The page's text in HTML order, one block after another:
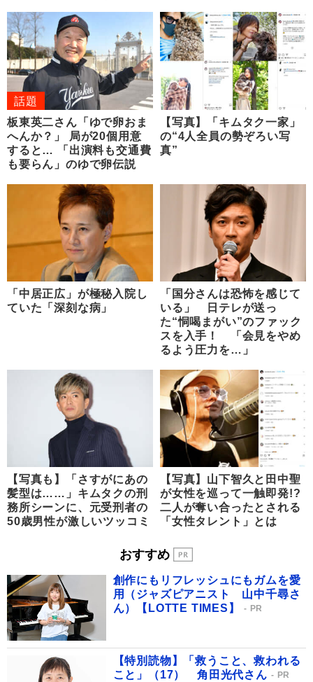
話題
板東英二さん「ゆで卵おま
へんか？」 局が20個用意
すると… 「出演料も交通費
も要らん」のゆで卵伝説
【写真】「キムタク一家」
の“4人全員の勢ぞろい写
真”
「中居正広」が極秘入院し
ていた「深刻な病」
「国分さんは恐怖を感じて
いる」 日テレが送っ
た“恫喝まがい”のファック
スを入手！ 「会見をやめ
るよう圧力を…」
【写真も】「さすがにあの
髪型は……」キムタクの刑
務所シーンに、元受刑者の
50歳男性が激しいツッコミ
【写真】山下智久と田中聖
が女性を巡って一触即発!?
二人が奪い合ったとされる
「女性タレント」とは
おすすめ
創作にもリフレッシュにもガムを愛
用（ジャズピアニスト 山中千尋さ
ん）【LOTTE TIMES】
PR
【特別読物】「救うこと、救われる
こと」（17） 角田光代さん
PR